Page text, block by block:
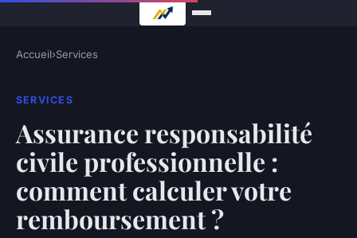
Accueil›Services
SERVICES
Assurance responsabilité
civile professionnelle :
comment calculer votre
remboursement ?